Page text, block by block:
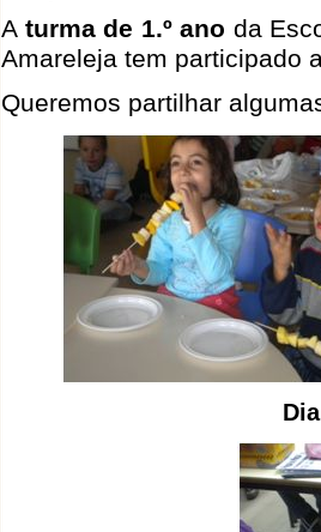
A turma de 1.º ano da
Amareleja tem participado
Queremos partilhar